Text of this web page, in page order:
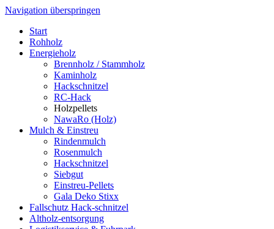
Navigation überspringen
Start
Rohholz
Energie­holz
Brennholz / Stammholz
Kaminholz
Hackschnitzel
RC-Hack
Holzpellets
NawaRo (Holz)
Mulch & Einstreu
Rindenmulch
Rosenmulch
Hackschnitzel
Siebgut
Einstreu-Pellets
Gala Deko Stixx
Fallschutz Hack-schnitzel
Altholz-entsorgung